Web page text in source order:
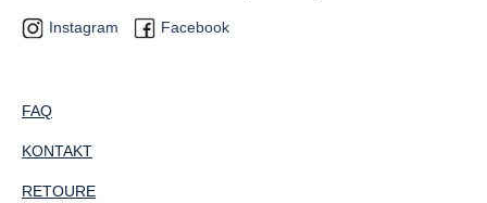
Instagram Facebook
FAQ
KONTAKT
RETOURE